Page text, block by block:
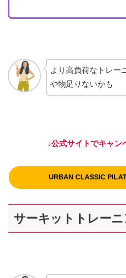
より高負荷なトレー
や物足りないかも
↓公式サイトでキャン
URBAN CLASSIC
サーキットトレー